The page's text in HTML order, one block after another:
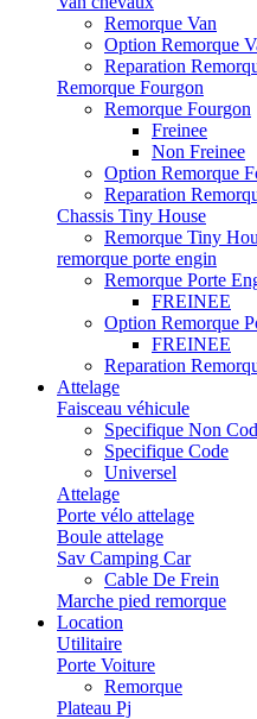
Remorque Van
Option Remorque
Reparation
Remorque Fourgon
Remorque Fourgon
Freinee
Non Freinee
Option Remorque
Reparation
Chassis Tiny House
Remorque Tiny
remorque porte engin
Remorque Porte
FREINEE
Option Remorque
FREINEE
Reparation
Attelage
Faisceau véhicule
Specifique Non
Specifique Code
Universel
Attelage
Porte vélo attelage
Boule attelage
Sav Camping Car
Cable De Frein
Marche pied remorque
Location
Utilitaire
Porte Voiture
Remorque
Plateau Pj